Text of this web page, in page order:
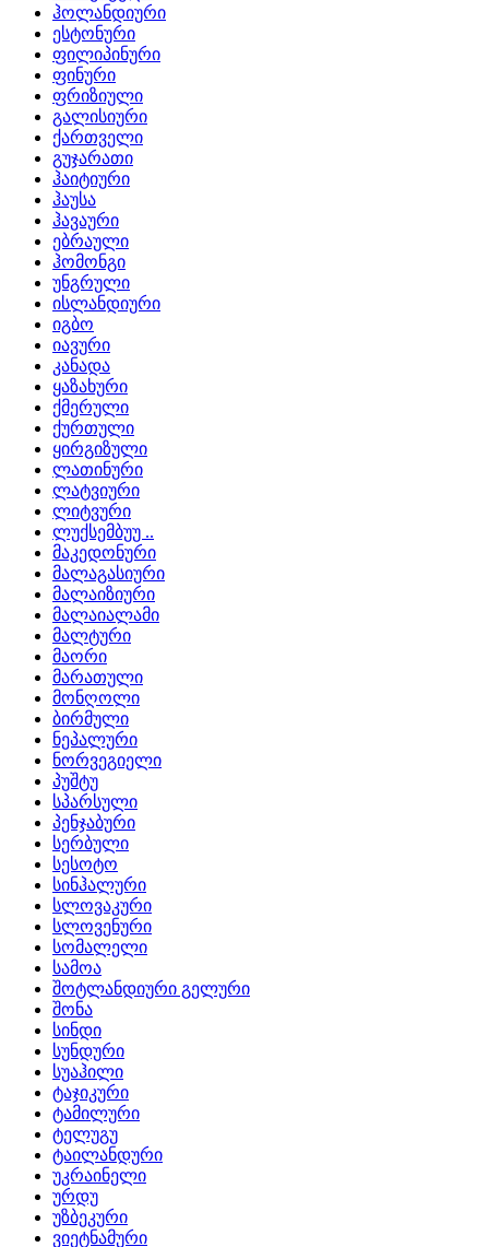
ჰოლანდიური
ესტონური
ფილიპინური
ფინური
ფრიზიული
გალისიური
ქართველი
გუჯარათი
ჰაიტიური
ჰაუსა
ჰავაური
ებრაული
ჰომონგი
უნგრული
ისლანდიური
იგბო
იავური
კანადა
ყაზახური
ქმერული
ქურთული
ყირგიზული
ლათინური
ლატვიური
ლიტვური
ლუქსემბუუ ..
მაკედონური
მალაგასიური
მალაიზიური
მალაიალამი
მალტური
მაორი
მარათული
მონღოლი
ბირმული
ნეპალური
ნორვეგიელი
პუშტუ
სპარსული
პენჯაბური
სერბული
სესოტო
სინჰალური
სლოვაკური
სლოვენური
სომალელი
სამოა
შოტლანდიური გელური
შონა
სინდი
სუნდური
სუაჰილი
ტაჯიკური
ტამილური
ტელუგუ
ტაილანდური
უკრაინელი
ურდუ
უზბეკური
ვიეტნამური